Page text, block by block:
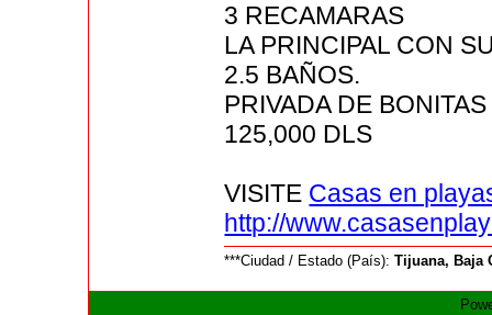
3 RECAMARAS
LA PRINCIPAL CON
2.5 BAÑOS.
PRIVADA DE
125,000 DLS
VISITE Casas en
http://
***Ciudad / Estado (País):Tijuana, Baja